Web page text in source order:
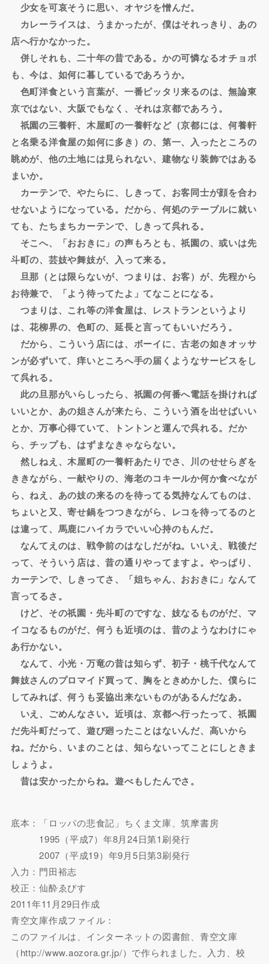
少女を可哀そうに思い、オヤジを憎んだ。
カレーライスは、うまかったが、僕はそれっきり、あの
店へ行かなかった。
併しそれも、二十年の昔である。かの可憐なるオチョボ
も、今は、如何に暮しているであろうか。
色町洋食という言葉が、一番ピッタリ来るのは、無論東
京ではない、大阪でもなく、それは京都であろう。
祇園の三養軒、木屋町の一養軒など（京都には、何養軒
と名乗る洋食屋の如何に多き）の、第一、入ったところの
眺めが、他の土地には見られない、建物なり装飾ではある
まいか。
カーテンで、やたらに、しきって、お客同士が顔を合わ
せないようになっている。だから、何処のテーブルに就い
ても、たちまちカーテンで、しきって呉れる。
そこへ、「おおきに」の声もろとも、祇園の、或いは先
斗町の、芸妓や舞妓が、入って来る。
旦那（とは限らないが、つまりは、お客）が、先程から
お待兼で、「よう待ってたよ」てなことになる。
つまりは、これ等の洋食屋は、レストランというより
は、花柳界の、色町の、延長と言ってもいいだろう。
だから、こういう店には、ボーイに、古老の如きオッサ
ンが必ずいて、痒いところへ手の届くようなサービスをし
て呉れる。
此の旦那がいらしったら、祇園の何番へ電話を掛ければ
いいとか、あの姐さんが来たら、こういう酒を出せばいい
とか、万事心得ていて、トントンと運んで呉れる。だか
ら、チップも、はずまなきゃならない。
然しねえ、木屋町の一養軒あたりでさ、川のせせらぎを
ききながら、一献やりの、海老のコキールか何か食べなが
ら、ねえ、あの妓の来るのを待ってる気持なんてものは、
ちょいと又、寄せ鍋をつつきながら、レコを待ってるのと
は違って、馬鹿にハイカラでいい心持のもんだ。
なんてえのは、戦争前のはなしだがね。いいえ、戦後だ
って、そういう店は、昔の通りやってますよ。やっぱり、
カーテンで、しきってさ、「姐ちゃん、おおきに」なんて
言ってるさ。
けど、その祇園・先斗町のですな、妓なるものがだ、マ
イコなるものがだ、何うも近頃のは、昔のようなわけにゃ
あ行かない。
なんて、小光・万竜の昔は知らず、初子・桃千代なんて
舞妓さんのプロマイド買って、胸をときめかした、僕らに
してみれば、何うも妥協出来ないものがあるんだなあ。
いえ、ごめんなさい。近頃は、京都へ行ったって、祇園
だ先斗町だって、遊び廻ったことはないんだ、高いから
ね。だから、いまのことは、知らないってことにしときま
しょうよ。
昔は安かったからね。遊べもしたんでさ。
底本：「ロッパの悲食記」ちくま文庫、筑摩書房
1995（平成7）年8月24日第1刷発行
2007（平成19）年9月5日第3刷発行
入力：門田裕志
校正：仙酔ゑびす
2011年11月29日作成
青空文庫作成ファイル：
このファイルは、インターネットの図書館、青空文庫
（http://www.aozora.gr.jp/）で作られました。入力、校